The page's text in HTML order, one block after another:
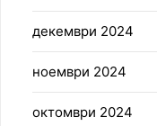
декември 2024
ноември 2024
октомври 2024